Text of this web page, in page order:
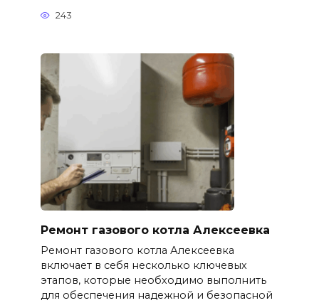
243
Ремонт газового котла Алексеевка
Ремонт газового котла Алексеевка
включает в себя несколько ключевых
этапов, которые необходимо выполнить
для обеспечения надежной и безопасной